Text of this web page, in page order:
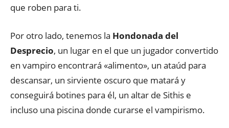
que roben para ti.
Por otro lado, tenemos la Hondonada del
Desprecio, un lugar en el que un jugador convertido
en vampiro encontrará «alimento», un ataúd para
descansar, un sirviente oscuro que matará y
conseguirá botines para él, un altar de Sithis e
incluso una piscina donde curarse el vampirismo.